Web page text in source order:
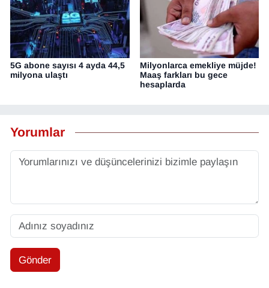
5G abone sayısı 4 ayda 44,5
milyona ulaştı
Milyonlarca emekliye müjde!
Maaş farkları bu gece
hesaplarda
Yorumlar
Gönder